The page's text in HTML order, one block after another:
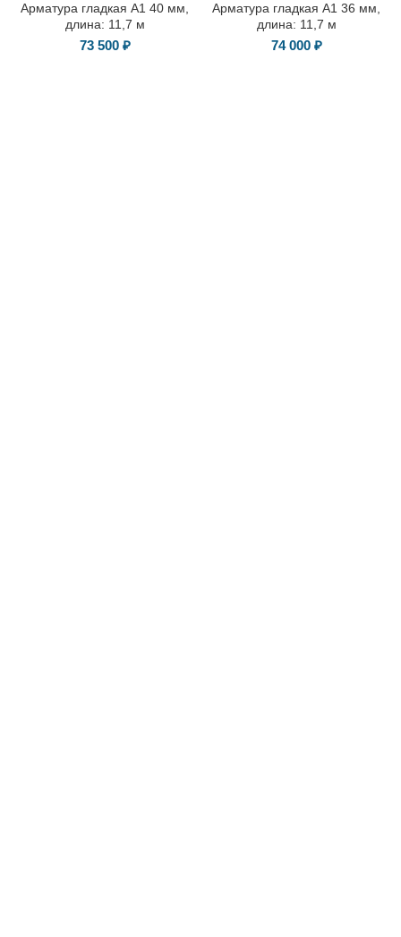
Арматура гладкая А1 40 мм,
длина: 11,7 м
73 500 ₽
Арматура гладкая А1 36 мм,
длина: 11,7 м
74 000 ₽